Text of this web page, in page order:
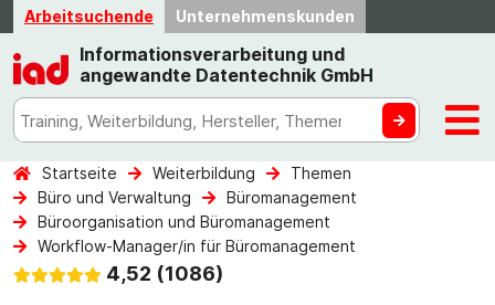
Arbeitsuchende Unternehmenskunden
Informationsverarbeitung und
angewandte Datentechnik GmbH
Startseite Weiterbildung
Themen
Büro und Verwaltung
Büromanagement
Büroorganisation und Büromanagement
Workflow-Manager/in für Büromanagement
4,52 (1086)